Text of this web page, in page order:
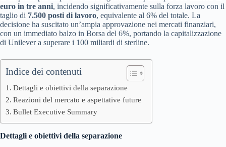
euro in tre anni, incidendo significativamente sulla forza lavoro con il
taglio di 7.500 posti di lavoro, equivalente al 6% del totale. La
decisione ha suscitato un’ampia approvazione nei mercati finanziari,
con un immediato balzo in Borsa del 6%, portando la capitalizzazione
di Unilever a superare i 100 miliardi di sterline.
Indice dei contenuti
Dettagli e obiettivi della separazione
Reazioni del mercato e aspettative future
Bullet Executive Summary
Dettagli e obiettivi della separazione